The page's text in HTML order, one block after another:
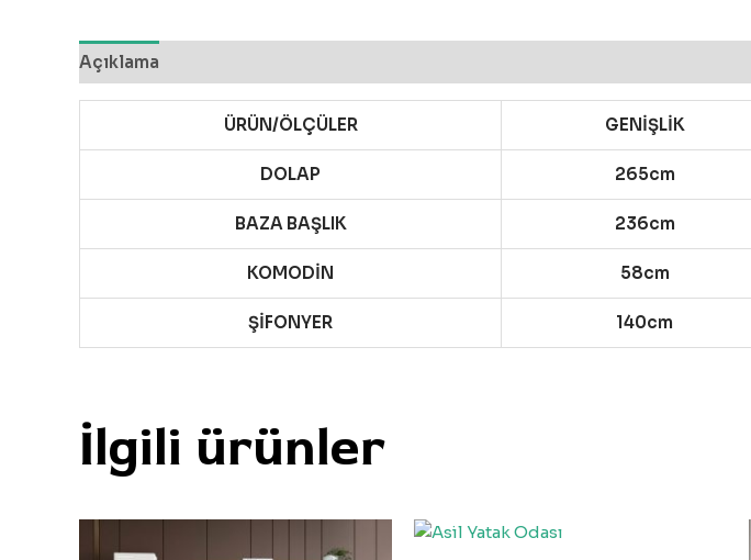
Açıklama
ÜRÜN/ÖLÇÜLER GENİŞLİK
DOLAP 265cm
BAZA BAŞLIK 236cm
KOMODİN 58cm
ŞİFONYER 140cm
İlgili ürünler